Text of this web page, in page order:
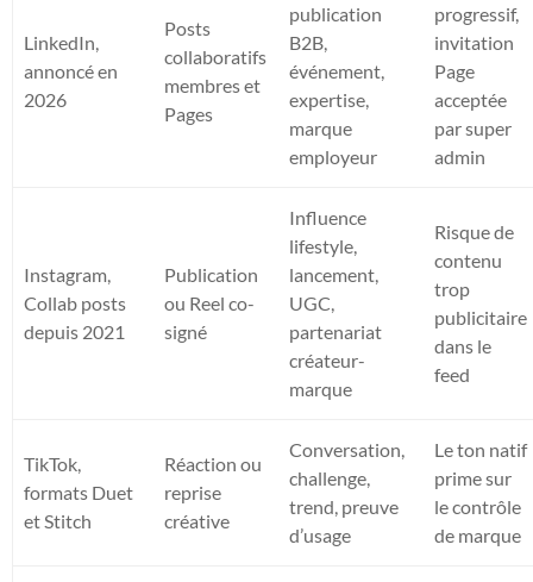
LinkedIn,
annoncé en
2026
Posts
collaboratifs
membres et
Pages
publication
B2B,
événement,
expertise,
marque
employeur
progressif,
invitation
Page
acceptée
par super
admin
Instagram,
Collab posts
depuis 2021
Publication
ou Reel co-
signé
Influence
lifestyle,
lancement,
UGC,
partenariat
créateur-
marque
Risque de
contenu
trop
publicitaire
dans le
feed
TikTok,
formats Duet
et Stitch
Réaction ou
reprise
créative
Conversation,
challenge,
trend, preuve
d’usage
Le ton natif
prime sur
le contrôle
de marque